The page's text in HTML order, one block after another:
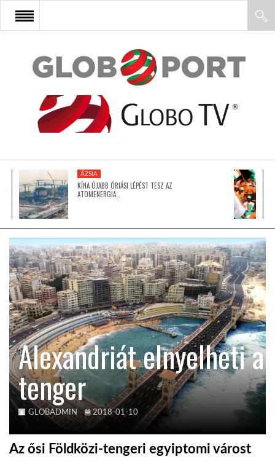
FŐOLDAL
AFRIKA
ÁZSIA
LATIN-AMERIKA
KÖZEL-KELET
AUSZTRÁLIA
A VILÁG ITTHON
ÁZSIA
KÍNA ÚJABB ÓRIÁSI LÉPÉST TESZ AZ
ATOMENERGIA…
Alexandriát elnyelheti a
tenger
GLOBADMIN 2018-01-10
Az ősi Földközi-tengeri egyiptomi várost